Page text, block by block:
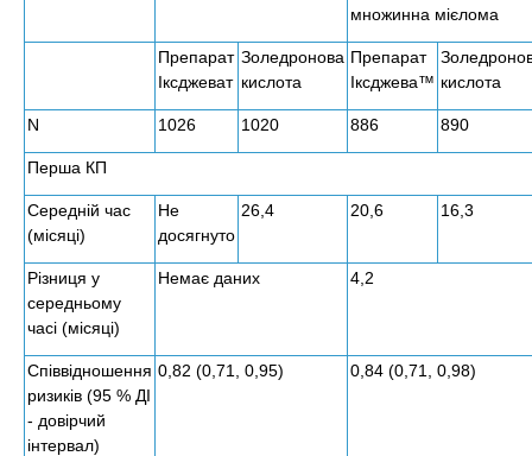
множинна мієлома
Препарат
Іксджеват
Золедронова
кислота
Препарат
Іксджева™ кислота
N 1026 1020 886 890
Перша КП
Середній час
(місяці)
Не
досягнуто
26,4 20,6 16,3
Різниця у
середньому
часі (місяці)
Немає даних 4,2
Співвідношення
ризиків (95 % ДІ
- довірчий
інтервал)
0,82 (0,71, 0,95) 0,84 (0,71, 0,98)